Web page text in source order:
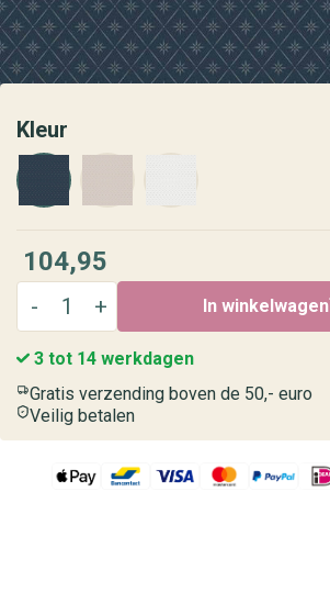
Kleur
104,95
In winkelwagen
3 tot 14 werkdagen
Gratis verzending boven de 50,- euro
Veilig betalen